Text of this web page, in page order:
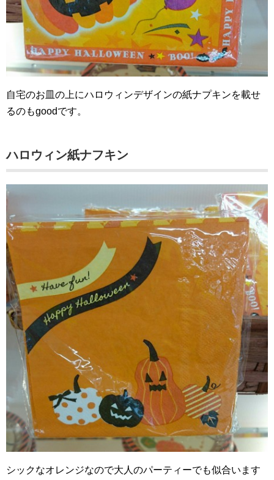
自宅のお皿の上にハロウィンデザインの紙ナプキンを載せ
るのもgoodです。
ハロウィン紙ナフキン
シックなオレンジなので大人のパーティーでも似合います